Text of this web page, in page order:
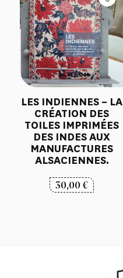
LES INDIENNES – LA
CRÉATION DES
TOILES IMPRIMÉES
DES INDES AUX
MANUFACTURES
ALSACIENNES.
30,00€